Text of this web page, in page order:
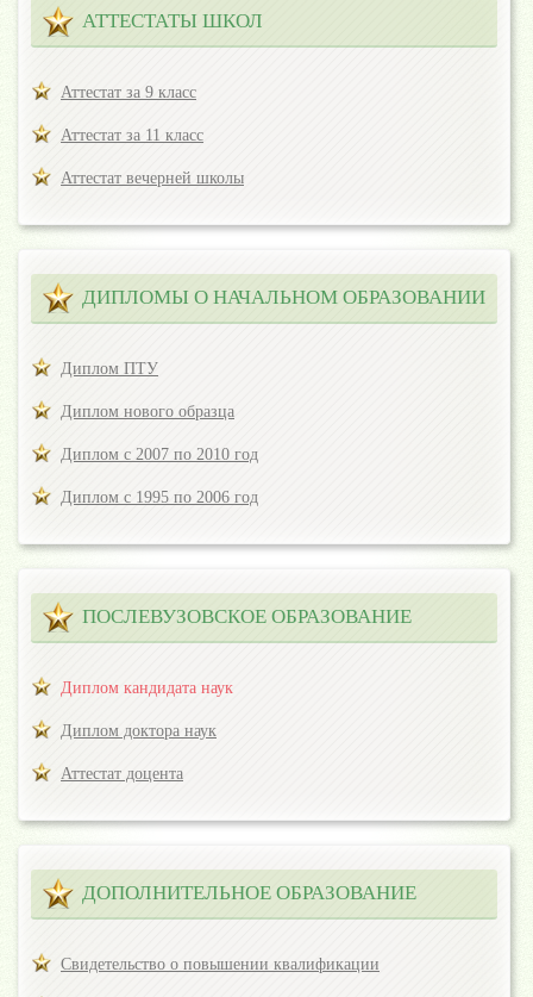
АТТЕСТАТЫ ШКОЛ
Аттестат за 9 класс
Аттестат за 11 класс
Аттестат вечерней школы
ДИПЛОМЫ О НАЧАЛЬНОМ ОБРАЗОВАНИИ
Диплом ПТУ
Диплом нового образца
Диплом с 2007 по 2010 год
Диплом с 1995 по 2006 год
ПОСЛЕВУЗОВСКОЕ ОБРАЗОВАНИЕ
Диплом кандидата наук
Диплом доктора наук
Аттестат доцента
ДОПОЛНИТЕЛЬНОЕ ОБРАЗОВАНИЕ
Свидетельство о повышении квалификации